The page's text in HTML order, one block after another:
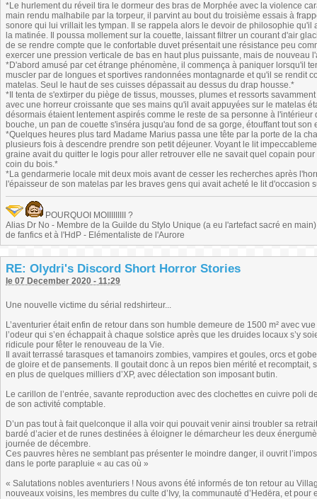
*Le hurlement du réveil tira le dormeur des bras de Morphée avec la violence
main rendu malhabile par la torpeur, il parvint au bout du troisième essais à
sonore qui lui vrillait les tympan. Il se rappela alors le devoir de philosophie
la matinée. Il poussa mollement sur la couette, laissant filtrer un courant d'air
de se rendre compte que le confortable duvet présentait une résistance peu
exercer une pression verticale de bas en haut plus puissante, mais de nouveau
*D'abord amusé par cet étrange phénomène, il commença à paniquer lorsqu'il
muscler par de longues et sportives randonnées montagnarde et qu'il se rendit
matelas. Seul le haut de ses cuisses dépassait au dessus du drap housse.*
*Il tenta de s'extirper du piège de tissus, mousses, plumes et ressorts
avec une horreur croissante que ses mains qu'il avait appuyées sur le matelas
désormais étaient lentement aspirés comme le reste de sa personne à
bouche, un pan de couette s'inséra jusqu'au fond de sa gorge, étouffant tout
*Quelques heures plus tard Madame Marius passa une tête par la porte de la
plusieurs fois à descendre prendre son petit déjeuner. Voyant le lit
graine avait du quitter le logis pour aller retrouver elle ne savait quel copain
coin du bois.*
*La gendarmerie locale mit deux mois avant de cesser les recherches après
l'épaisseur de son matelas par les braves gens qui avait acheté le lit d'occasion
POURQUOI MOIIIIIIIII ?
Alias Dr No - Membre de la Guilde du Stylo Unique (a eu l'artefact sacré en
de fanfics et à l'HdP - Elémentaliste de l'Aurore
RE: Olydri's Discord Short Horror Stories
le 07 December 2020 - 11:29
Une nouvelle victime du sérial redshirteur...
L’aventurier était enfin de retour dans son humble demeure de 1500 m² avec
l’odeur qui s’en échappait à chaque solstice après que les druides locaux s’y
ridicule pour fêter le renouveau de la Vie.
Il avait terrassé tarasques et tamanoirs zombies, vampires et goules, orcs et
de gloire et de pansements. Il goutait donc à un repos bien mérité et
en plus de quelques milliers d’XP, avec délectation son imposant butin.
Le carillon de l’entrée, savante reproduction avec des clochettes en cuivre poli
de son activité comptable.
D’un pas tout à fait quelconque il alla voir qui pouvait venir ainsi troubler sa
bardé d’acier et de runes destinées à éloigner le démarcheur les deux
journée de décembre.
Ces pauvres hères ne semblant pas présenter le moindre danger, il ouvrit
dans le porte parapluie « au cas où »
« Salutations nobles aventuriers ! Nous avons été informés de ton retour au
nouveaux voisins, les membres du culte d’Ivy, la communauté d’Hedëra, et